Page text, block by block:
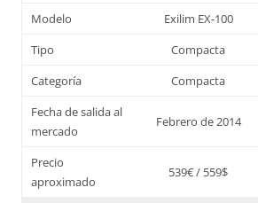
Modelo
Exilim EX-100
Tipo
Compacta
Categoría
Compacta
Fecha de salida al
mercado
Febrero de 2014
Precio
aproximado
539€ / 559$